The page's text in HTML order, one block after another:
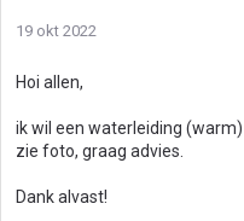
19 okt 2022
Hoi allen,
ik wil een waterleiding
zie foto, graag advies.
Dank alvast!